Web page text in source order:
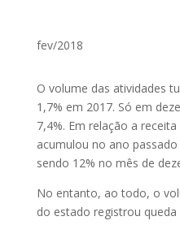
fev/2018
O volume das atividades
1,7% em 2017. Só em
7,4%. Em relação a
acumulou no ano
sendo 12% no mês de
No entanto, ao todo, o
do estado registrou